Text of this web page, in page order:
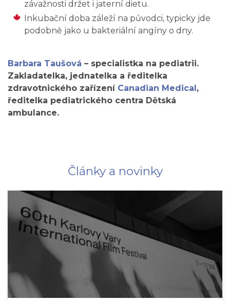
závažnosti držet i jaterní dietu.
Inkubační doba záleží na původci, typicky jde
podobně jako u bakteriální angíny o dny.
Barbara Taušová – specialistka na pediatrii.
Zakladatelka, jednatelka a ředitelka
zdravotnického zařízení Canadian Medical ,
ředitelka pediatrického centra Dětská
ambulance.
Články a novinky